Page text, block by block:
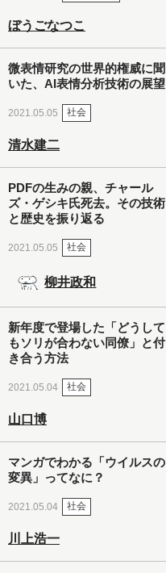
ぼうごなつこ
微表情研究の世界的権威に聞
いた、AI表情分析技術の展望
2021.05.05 社会
清水建二
PDFの生みの親、チャール
ズ・ゲシキ氏死去。その技術
と歴史を振り返る
2021.05.05 社会
柳井政和
新年度で登場した「どうして
もソリが合わない同僚」と付
き合う方法
2021.05.04 社会
山口博
マンガでわかる「ウイルスの
変異」ってなに？
2021.05.04 社会
川上浩一